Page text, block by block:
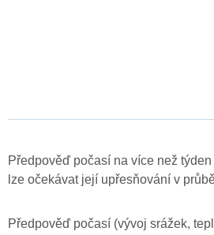
Předpověď počasí na více než
lze očekávat její upřesňování v
Předpověď počasí (vývoj srážek,